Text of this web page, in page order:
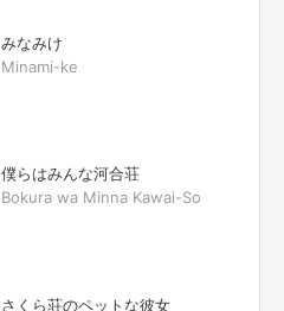
みなみけ
Minami-ke
僕らはみんな河合荘
Bokura wa Minna Kawai-So
さくら荘のペットな彼女